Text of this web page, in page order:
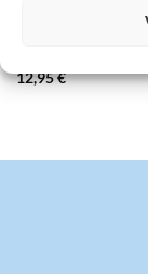
Ans – Cadeau
12,95€